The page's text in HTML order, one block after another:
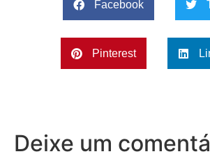
Facebook
Pinterest
Deixe um